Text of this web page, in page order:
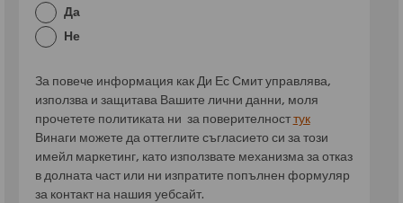
Да
Не
За повече информация как Ди Ес Смит управлява,
използва и защитава Вашите лични данни, моля
прочетете политиката ни за поверителносттук
Винаги можете да оттеглите съгласието си за този
имейл маркетинг, като използвате механизма за отказ
в долната част или ни изпратите попълнен формуляр
за контакт на нашия уебсайт.